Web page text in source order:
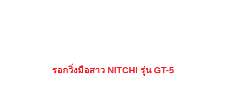
รอกวิ่งมือสาว NITCHI รุ่น GT-5